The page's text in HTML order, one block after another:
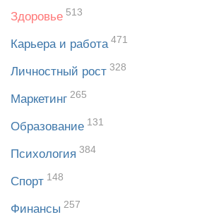
Здоровье 513
Карьера и работа 471
Личностный рост 328
Маркетинг 265
Образование 131
Психология 384
Спорт 148
Финансы 257